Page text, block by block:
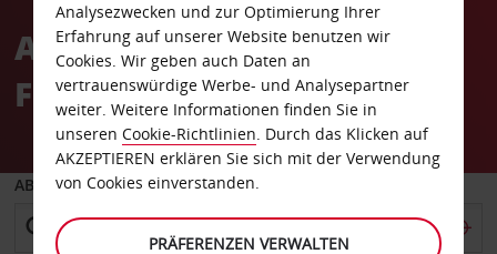
AvisAutovermietung Niamey
Flughafen
ABHOLEN VON
Analysezwecken und zur Optimierung Ihrer
Erfahrung auf unserer Website benutzen wir
Cookies. Wir geben auch Daten an
vertrauenswürdige Werbe- und Analysepartner
weiter. Weitere Informationen finden Sie in
unseren Cookie-Richtlinien. Durch das Klicken auf
AKZEPTIEREN erklären Sie sich mit der Verwendung
von Cookies einverstanden.
PRÄFERENZEN VERWALTEN